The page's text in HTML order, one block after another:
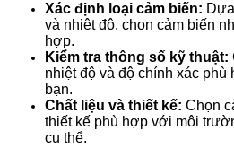
Xác định loại cảm biến:
và nhiệt độ, chọn cảm biến
hợp.
Kiểm tra thông số kỹ thuật:
nhiệt độ và độ chính xác
bạn.
Chất liệu và thiết kế: Chọn
thiết kế phù hợp với môi
cụ thể.